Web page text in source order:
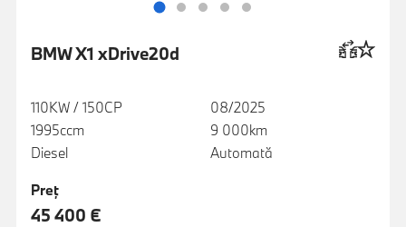
BMW X1 xDrive20d
110KW / 150CP
1995ccm
Diesel
08/2025
9 000km
Automată
Preţ
45 400 €